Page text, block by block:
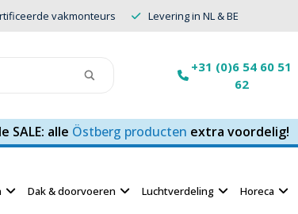
vakmonteurs Levering in NL & BE
+31 (0)6 54 60 51
62
SALE: alle Östberg producten extra voordelig!
Dak & doorvoeren Luchtverdeling Horeca